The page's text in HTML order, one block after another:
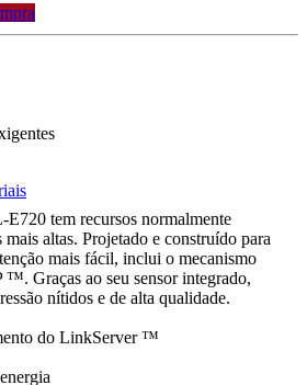
E720 tem recursos normalmente
mais altas. Projetado e construído para
mais fácil, inclui o mecanismo
Graças ao seu sensor integrado,
nítidos e de alta qualidade.
do LinkServer ™